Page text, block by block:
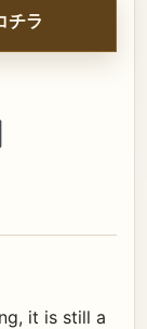
チラ
it is still a